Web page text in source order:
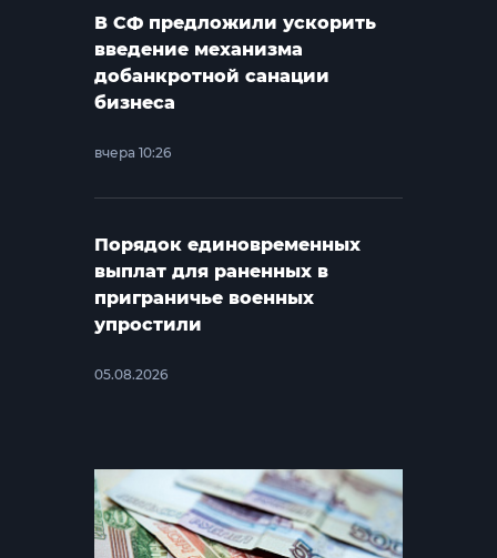
В СФ предложили ускорить
введение механизма
добанкротной санации
бизнеса
вчера 10:26
Порядок единовременных
выплат для раненных в
приграничье военных
упростили
05.08.2026